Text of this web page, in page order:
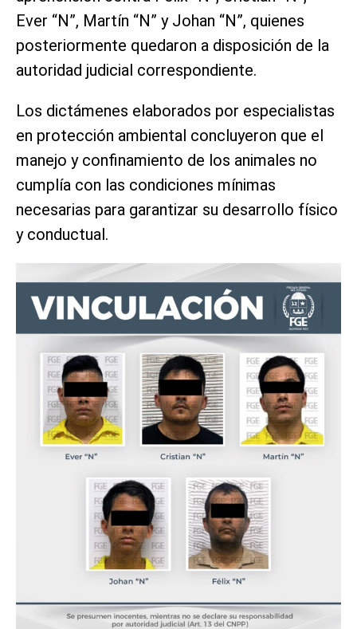
Ever “N”, Martín “N” y Johan “N”, quienes
posteriormente quedaron a disposición de la
autoridad judicial correspondiente.
Los dictámenes elaborados por especialistas
en protección ambiental concluyeron que el
manejo y confinamiento de los animales no
cumplía con las condiciones mínimas
necesarias para garantizar su desarrollo físico
y conductual.